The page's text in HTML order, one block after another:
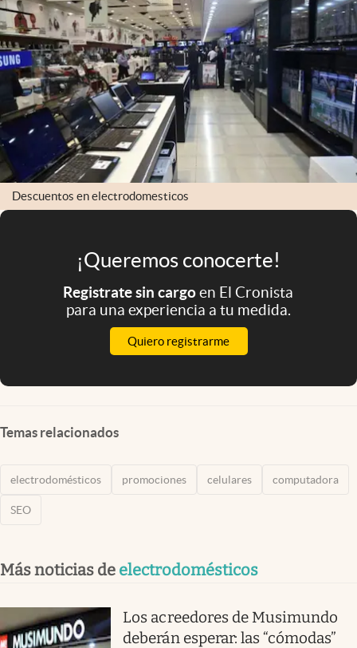
Clima
Mundial 2026
Eventos Corporativos
El Cronista Studio
Mediakit
abre en nueva pestaña
Argentina
Descuentos en electrodomesticos
¡Queremos conocerte!
Registrate sin cargoen El Cronista
para una experiencia a tu medida.
Quiero registrarme
Temas relacionados
electrodomésticos promociones celulares computadora
SEO
Más noticias de electrodomésticos
Los acreedores de Musimundo
deberán esperar: las “cómodas”